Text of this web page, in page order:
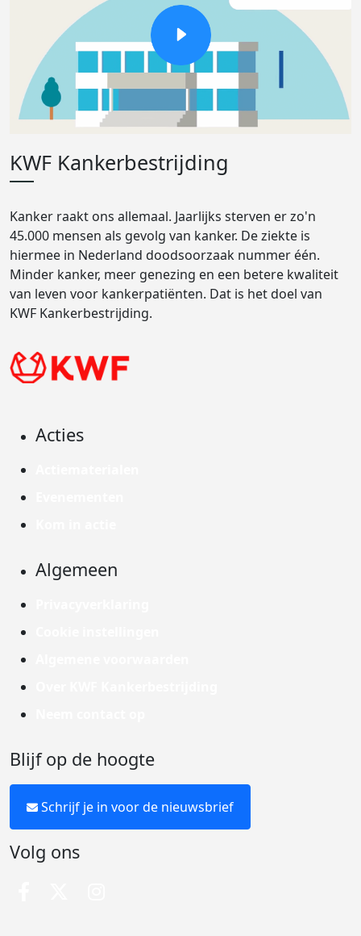
KWF Kankerbestrijding
Kanker raakt ons allemaal. Jaarlijks sterven er zo'n
45.000 mensen als gevolg van kanker. De ziekte is
hiermee in Nederland doodsoorzaak nummer één.
Minder kanker, meer genezing en een betere kwaliteit
van leven voor kankerpatiënten. Dat is het doel van
KWF Kankerbestrijding.
Acties
Algemeen
Blijf op de hoogte
Schrijf je in voor de nieuwsbrief
Volg ons